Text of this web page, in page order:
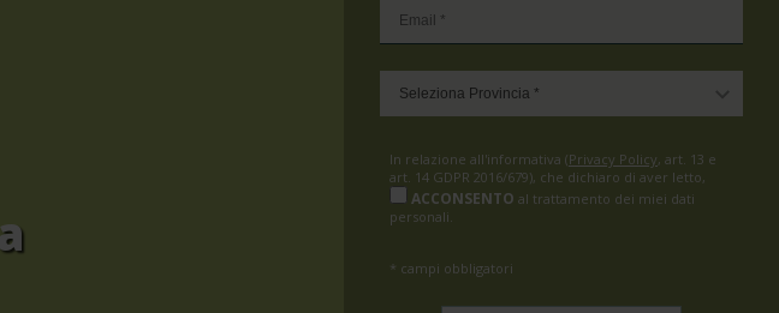
In relazione all'informativa (Privacy Policy, art. 13 e
art. 14 GDPR 2016/679), che dichiaro di aver letto,
ACCONSENTO al trattamento dei miei dati
personali.
* campi obbligatori